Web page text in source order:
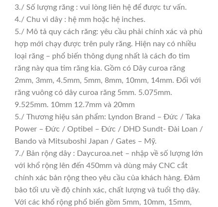
3./ Số lượng răng : vui lòng liên hệ để được tư vấn.
4./ Chu vi dây : hệ mm hoặc hệ inches.
5./ Mô tả quy cách răng: yêu cầu phải chính xác và phù
hợp mới chạy được trên puly răng. Hiện nay có nhiều
loại răng – phổ biến thông dụng nhất là cách đo tim
răng này qua tim răng kia. Gồm có Dây curoa răng
2mm, 3mm, 4.5mm, 5mm, 8mm, 10mm, 14mm. Đối với
răng vuông có dây curoa răng 5mm. 5.075mm.
9.525mm. 10mm 12.7mm và 20mm
5./ Thương hiệu sản phẩm: Lyndon Brand – Đức / Taka
Power – Đức / Optibel – Đức / DHD Sundt- Đài Loan /
Bando và Mitsuboshi Japan / Gates – Mỹ.
7./ Bản rộng dây : Daycuroa.net – nhập về số lượng lớn
với khổ rộng lên đến 450mm và dùng máy CNC cắt
chính xác bản rộng theo yêu cầu của khách hàng. Đảm
bảo tối ưu về độ chính xác, chất lượng và tuổi thọ dây.
Với các khổ rộng phổ biến gồm 5mm, 10mm, 15mm,